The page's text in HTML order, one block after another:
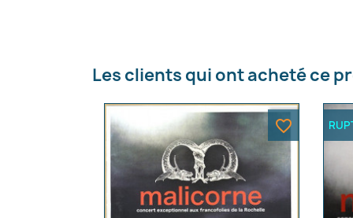
Les clients qui ont acheté ce
favorite_border